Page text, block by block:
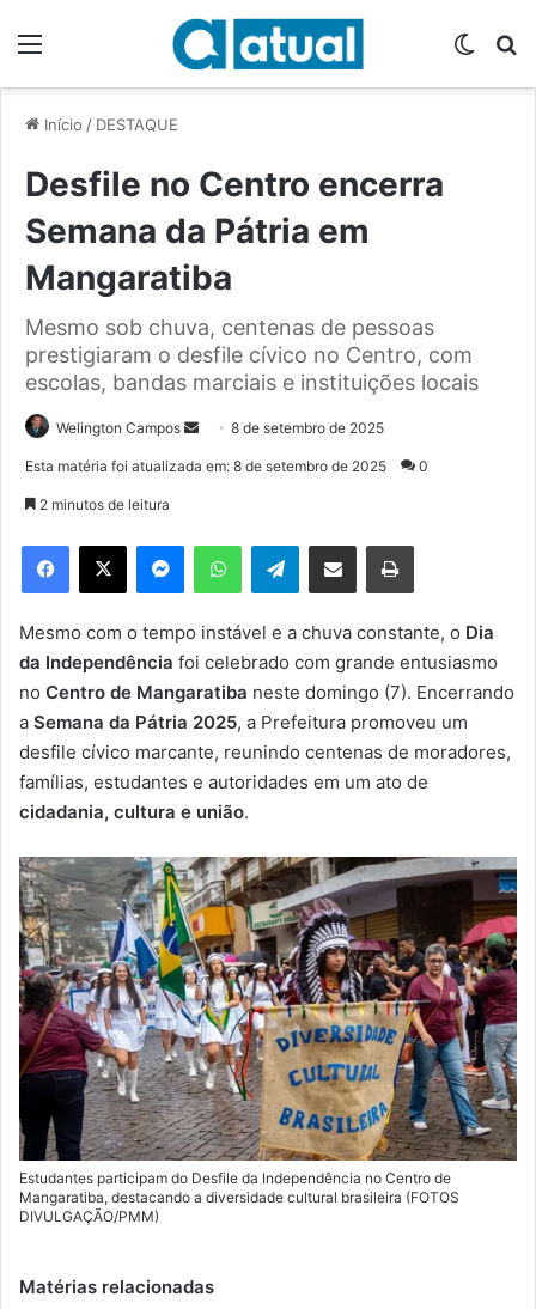
Início / DESTAQUE
Desfile no Centro encerra
Semana da Pátria em
Mangaratiba
Mesmo sob chuva, centenas de pessoas
prestigiaram o desfile cívico no Centro, com
escolas, bandas marciais e instituições locais
Welington Campos
e
m
e
m
a
i
8 de setembro de 2025
Esta matéria foi atualizada em: 8 de setembro de 2025 0
2 minutos de leitura
Telegram
Mesmo com o tempo instável e a chuva constante, o Dia
da Independência foi celebrado com grande entusiasmo
no Centro de Mangaratiba neste domingo (7). Encerrando
a Semana da Pátria 2025, a Prefeitura promoveu um
desfile cívico marcante, reunindo centenas de moradores,
famílias, estudantes e autoridades em um ato de
cidadania, cultura e união.
Estudantes participam do Desfile da Independência no Centro de
Mangaratiba, destacando a diversidade cultural brasileira (FOTOS
DIVULGAÇÃO/PMM)
Matérias relacionadas